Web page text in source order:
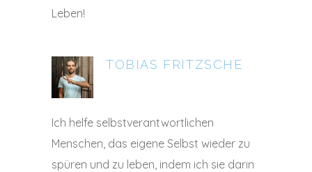
Leben!
TOBIAS FRITZSCHE
Ich helfe selbstverantwortlichen
Menschen, das eigene Selbst wieder zu
spüren und zu leben, indem ich sie darin